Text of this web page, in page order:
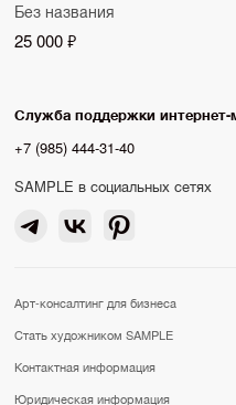
Без названия
25 000 ₽
Служба поддержки интернет-
+7 (985) 444-31-40
SAMPLE в социальных сетях
Арт-консалтинг для бизнеса
Стать художником SAMPLE
Контактная информация
Юридическая информация